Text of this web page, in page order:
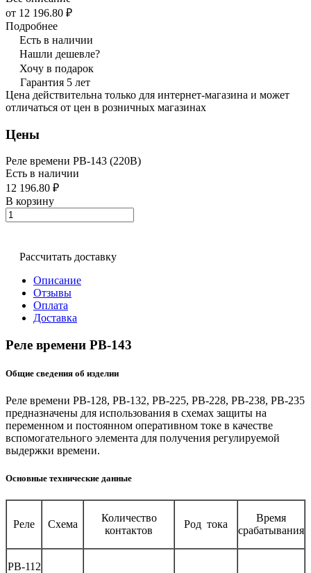
от 12 196.80 ₽
Подробнее
Есть в наличии
Нашли дешевле?
Хочу в подарок
Гарантия 5 лет
Цена действительна только для интернет-магазина и может
отличаться от цен в розничных магазинах
Цены
Реле времени РВ-143 (220В)
Есть в наличии
12 196.80 ₽
В корзину
Рассчитать доставку
Описание
Отзывы
Оплата
Доставка
Реле времени РВ-143
Общие сведения об изделии
Реле времени РВ-128, РВ-132, РВ-225, РВ-228, РВ-238, РВ-235
предназначены для использования в схемах защиты на
переменном и постоянном оперативном токе в качестве
вспомогательного элемента для получения регулируемой
выдержки времени.
Основные технические данные
Реле Схема
Количество
контактов
Род тока
Время
срабатывания
РВ-112